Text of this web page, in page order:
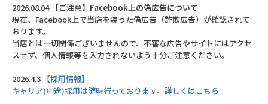
2026.08.04 【ご注意】Facebook上の偽広告について
現在、Facebook上で当店を装った偽広告（詐欺広告）が確認されて
おります。
当店とは一切関係ございませんので、不審な広告やサイトにはアクセ
スせず、個人情報等を入力されないよう十分ご注意ください。
2026.4.3 【採用情報】
キャリア(中途)採用は随時行っております。詳しくはこちら
人気のセット
長焼き
カットタイプ
きざみうなぎ